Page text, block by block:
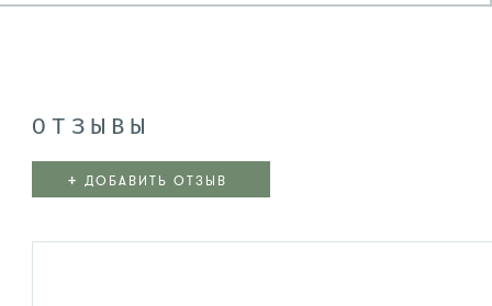
ОТЗЫВЫ
+ ДОБАВИТЬ ОТЗЫВ